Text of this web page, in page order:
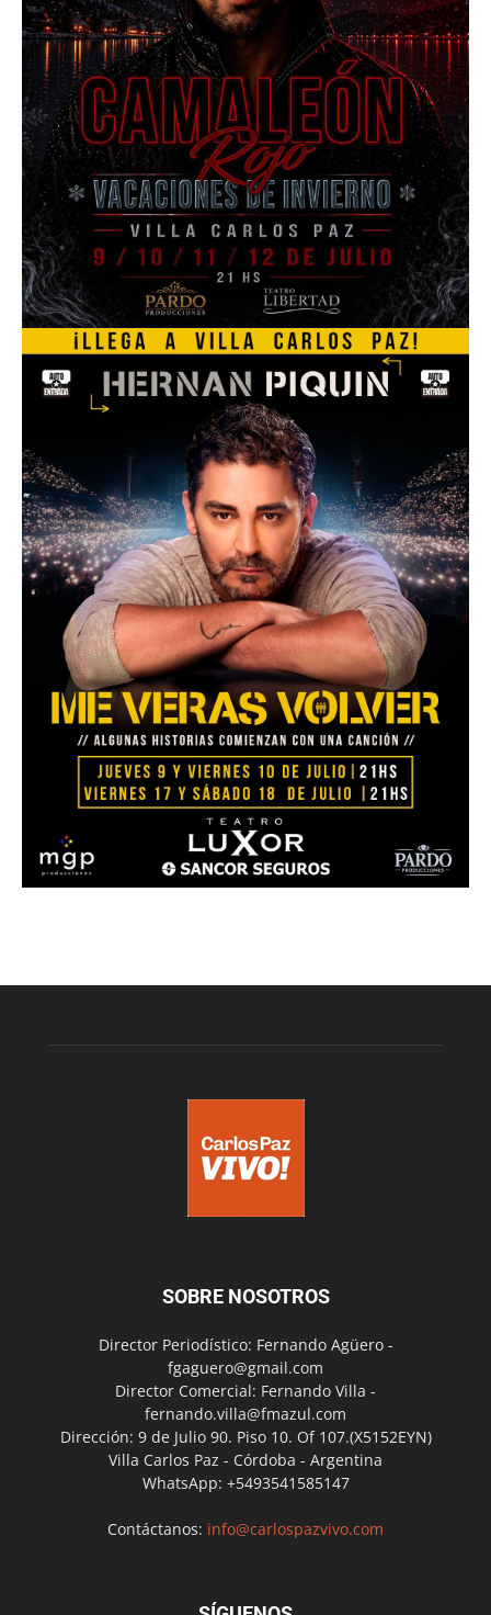
SOBRE NOSOTROS
Director Periodístico: Fernando Agüero -
fgaguero@gmail.com
Director Comercial: Fernando Villa -
fernando.villa@fmazul.com
Dirección: 9 de Julio 90. Piso 10. Of 107.(X5152EYN)
Villa Carlos Paz - Córdoba - Argentina
WhatsApp: +5493541585147
Contáctanos: info@carlospazvivo.com